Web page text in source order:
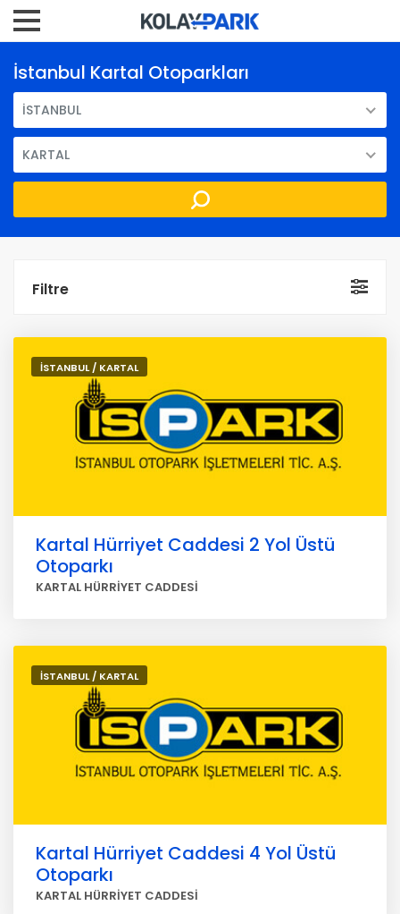
İstanbul Kartal Otoparkları
İSTANBUL
KARTAL
Filtre
İSTANBUL / KARTAL
Kartal Hürriyet Caddesi 2 Yol Üstü
Otoparkı
KARTAL HÜRRİYET CADDESİ
İSTANBUL / KARTAL
Kartal Hürriyet Caddesi 4 Yol Üstü
Otoparkı
KARTAL HÜRRİYET CADDESİ